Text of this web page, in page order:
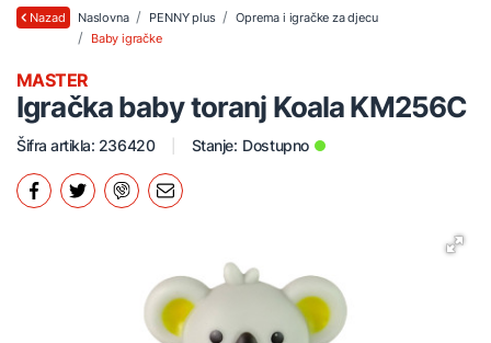
Nazad Naslovna PENNY plus
Oprema i igračke za djecu
Baby igračke
Igračka baby toranj Koala KM256C
MASTER
Šifra artikla: 236420 Stanje: Dostupno